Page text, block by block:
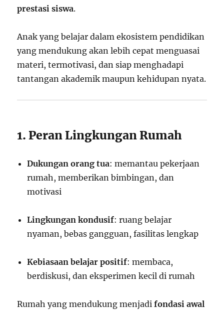
prestasi siswa.
Anak yang belajar dalam ekosistem pendidikan
yang mendukung akan lebih cepat menguasai
materi, termotivasi, dan siap menghadapi
tantangan akademik maupun kehidupan nyata.
1. Peran Lingkungan Rumah
Dukungan orang tua: memantau pekerjaan
rumah, memberikan bimbingan, dan
motivasi
Lingkungan kondusif: ruang belajar
nyaman, bebas gangguan, fasilitas lengkap
Kebiasaan belajar positif: membaca,
berdiskusi, dan eksperimen kecil di rumah
Rumah yang mendukung menjadifondasi awal